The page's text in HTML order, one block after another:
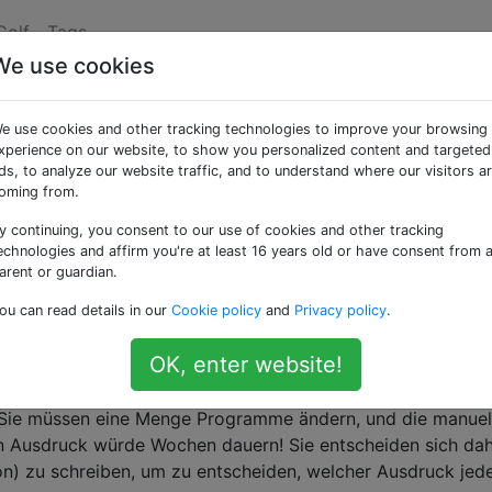
Tags
Ausdrucks
die Welt ihre numerischen Systeme von dezimal (Basis
(binär b2 , oktal
In Vorbereitung auf dieses möglicherweise
Sie sich daher, alle Ihre Programme auf die Basis zu
indem nur singuläre
s in Verbindung mit
Zahlenkonstanten zu ersetzen.
müssen eine Menge Programme ändern, und die
würde Wochen dauern! Sie entscheiden sich
zu schreiben, um zu entscheiden, welcher Ausdruck
use cookies
use cookies and other tracking technologies to improve your browsing
on our website, to show you personalized content and targeted
to analyze our website traffic, and to understand where our visitors
from.
continuing, you consent to our use of cookies and other tracking
and affirm you're at least 16 years old or have consent from a
or guardian.
can read details in our Cookie policy and Privacy policy.
OK, enter website!